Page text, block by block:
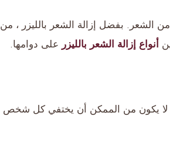
الشعر. بفضل إزالة الشعر بالليزر ، من
أنواع إزالة الشعر بالليزر على دوامها.
لا يكون من الممكن أن يختفي كل شخص